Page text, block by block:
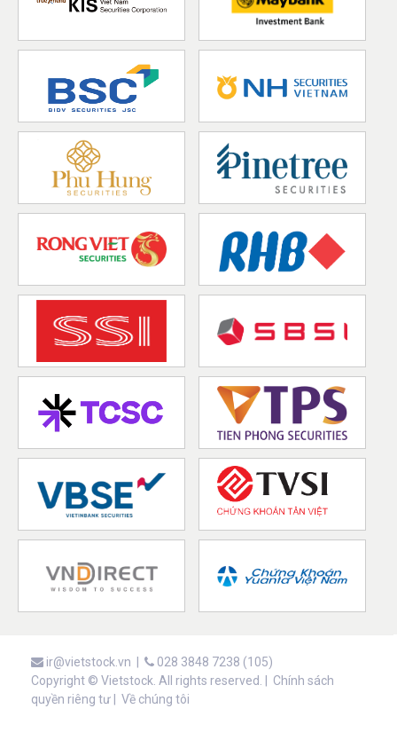
ir@vietstock.vn
028 3848 7238 (105)
Copyright © Vietstock. All rights reserved. | Chính sách
quyền riêng tư
Về chúng tôi